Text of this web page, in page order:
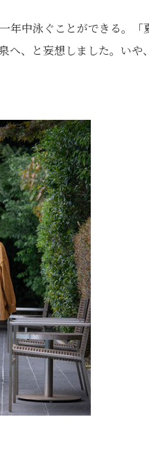
年中泳ぐことができる。「
へ、と妄想しました。いや